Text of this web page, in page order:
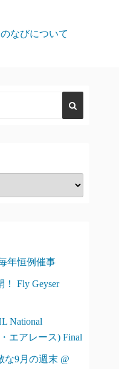
のなびについて
年恒例催事
Fly Geyser
National
エアレース) Final
な9月の週末 @